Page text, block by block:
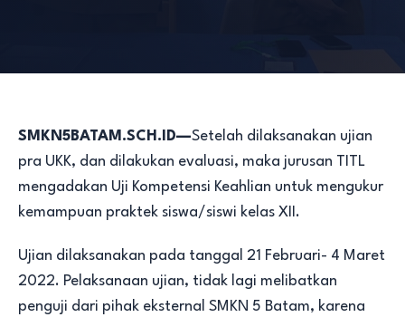
SMKN5BATAM.SCH.ID—Setelah dilaksanakan ujian
pra UKK, dan dilakukan evaluasi, maka jurusan TITL
mengadakan Uji Kompetensi Keahlian untuk mengukur
kemampuan praktek siswa/siswi kelas XII.
Ujian dilaksanakan pada tanggal 21 Februari- 4 Maret
2022. Pelaksanaan ujian, tidak lagi melibatkan
penguji dari pihak eksternal SMKN 5 Batam, karena